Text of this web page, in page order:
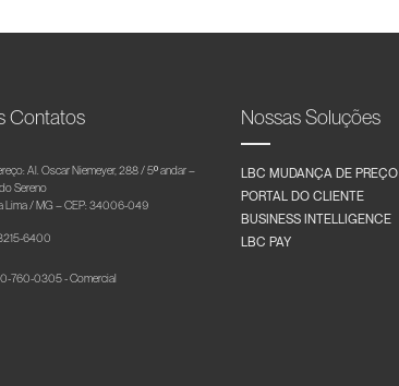
Contatos
Al. Oscar Niemeyer, 288 / 5º andar –
Sereno
Lima / MG – CEP: 34006-049
6400
760-0305 - Comercial
Nossas Soluções
LBC MUDANÇA DE PREÇO
PORTAL DO CLIENTE
BUSINESS INTELLIGENCE
LBC PAY